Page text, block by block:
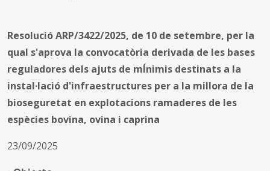
Resolució ARP/3422/2025, de 10 de setembre, per la
qual s'aprova la convocatòria derivada de les bases
reguladores dels ajuts de mÍnimis destinats a la
instal·lació d'infraestructures per a la millora de la
bioseguretat en explotacions ramaderes de les
espècies bovina, ovina i caprina
23/09/2025